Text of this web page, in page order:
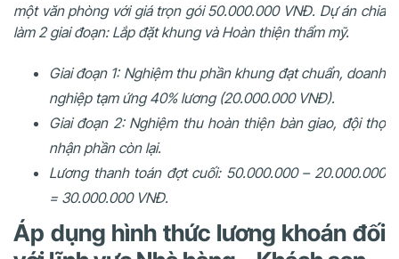
một văn phòng với giá trọn gói 50.000.000 VNĐ. Dự án chia
làm 2 giai đoạn: Lắp đặt khung và Hoàn thiện thẩm mỹ.
Giai đoạn 1: Nghiệm thu phần khung đạt chuẩn, doanh
nghiệp tạm ứng 40% lương (20.000.000 VNĐ).
Giai đoạn 2: Nghiệm thu hoàn thiện bàn giao, đội thợ
nhận phần còn lại.
Lương thanh toán đợt cuối: 50.000.000 – 20.000.000
= 30.000.000 VNĐ.
Áp dụng hình thức lương khoán đối